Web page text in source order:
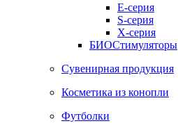
E-серия
S-серия
X-серия
БИОСтимуляторы
Сувенирная продукция
Косметика из конопли
Футболки